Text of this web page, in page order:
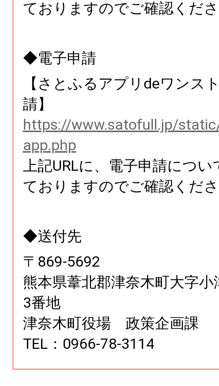
ておりますのでご確認くだ
◆電子申請
【さとふるアプリdeワンス
請】
https://www.satofull.jp/
app.php
上記URLに、電子申請につい
ておりますのでご確認くだ
◆送付先
〒 869-5692
熊本県葦北郡津奈木町大字小
3番地
津奈木町役場 政策企画課
TEL：0966-78-3114